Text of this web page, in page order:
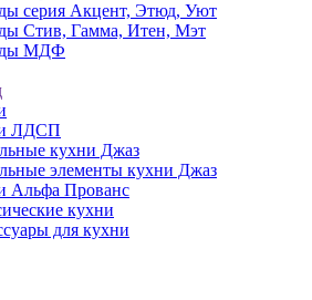
серия Акцент, Этюд, Уют
Стив, Гамма, Итен, Мэт
МДФ
ЛДСП
кухни Джаз
элементы кухни Джаз
Альфа Прованс
кухни
для кухни